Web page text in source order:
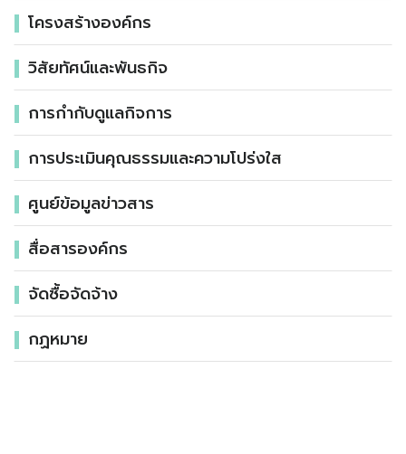
โครงสร้างองค์กร
วิสัยทัศน์และพันธกิจ
การกำกับดูแลกิจการ
การประเมินคุณธรรมและความโปร่งใส
ศูนย์ข้อมูลข่าวสาร
สื่อสารองค์กร
จัดซื้อจัดจ้าง
กฏหมาย